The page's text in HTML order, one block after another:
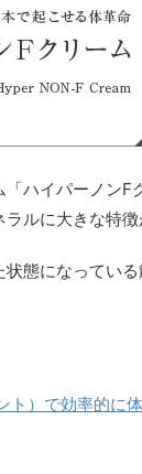
ハイパーノンF
ルに大きな特徴
態になってい
ト）で効率的に